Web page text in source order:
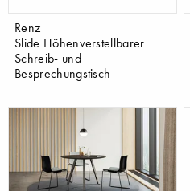
Renz
Slide Höhenverstellbarer
Schreib- und
Besprechungstisch